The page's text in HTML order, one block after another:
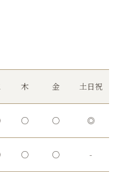
木 金 土日祝
○ ○ ◎
○ ○ -